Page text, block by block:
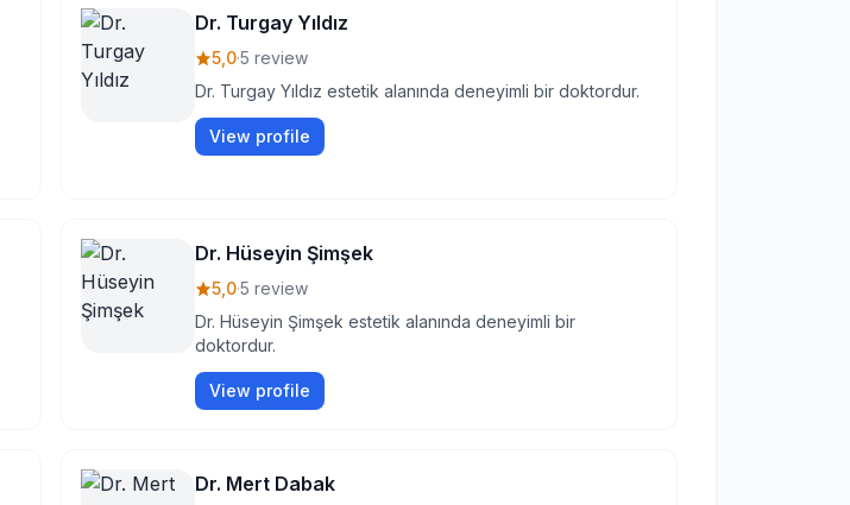
Dr. Turgay Yıldız
5,0·5 review
Dr. Turgay Yıldız estetik alanında deneyimli bir doktordur.
View profile
Dr. Hüseyin Şimşek
5,0·5 review
Dr. Hüseyin Şimşek estetik alanında deneyimli bir
doktordur.
View profile
Dr. Mert Dabak